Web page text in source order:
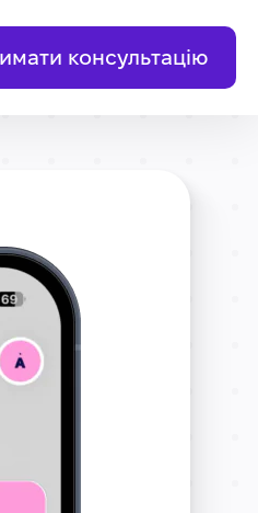
консультацію